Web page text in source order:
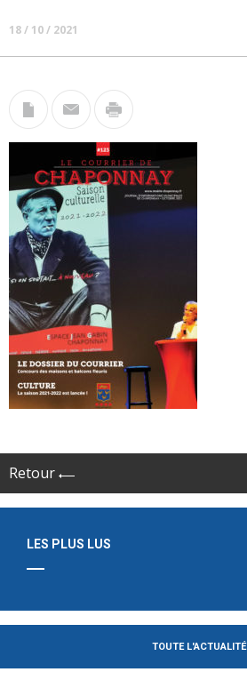
18 / 10 / 2021
Retour
LES PLUS LUS
TOUTE L'ACTUALITÉ